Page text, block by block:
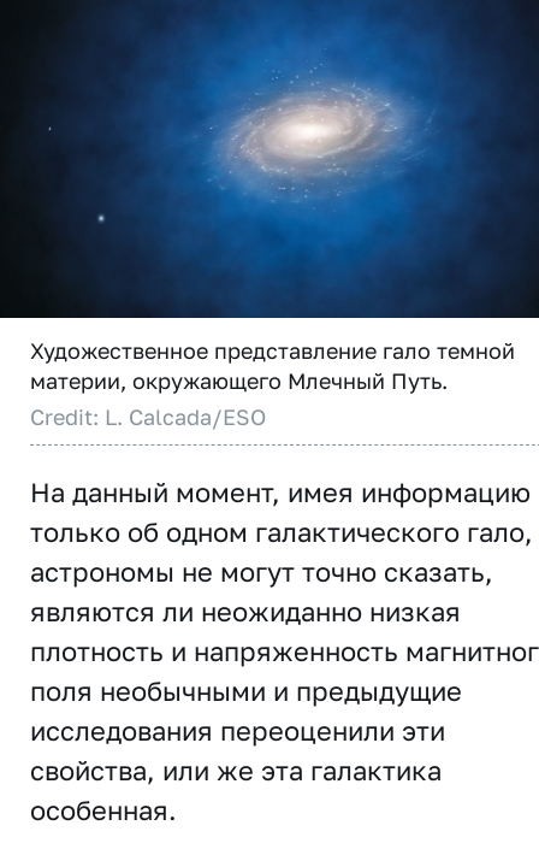
Художественное представление гало темной
материи, окружающего Млечный Путь.
Credit: L. Calcada/ESO
На данный момент, имея информацию
только об одном галактического гало,
астрономы не могут точно сказать,
являются ли неожиданно низкая
плотность и напряженность
поля необычными и предыдущие
исследования переоценили эти
свойства, или же эта галактика
особенная.